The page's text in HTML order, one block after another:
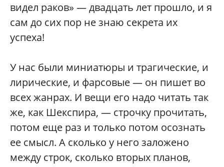
видел раков» — двадцать лет прошло, и я
сам до сих пор не знаю секрета их
успеха!
У нас были миниатюры и трагические, и
лирические, и фарсовые — он пишет во
всех жанрах. И вещи его надо читать так
же, как Шекспира, — строчку прочитать,
потом еще раз и только потом осознать
ее смысл. А сколько у него заложено
между строк, сколько вторых планов,